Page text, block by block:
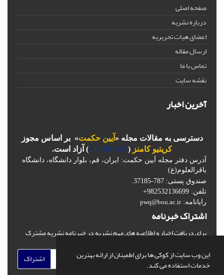
این وب سایت از کوکی ها برای اطمینان از ارائه بهترین
خدمات استفاده می کند.
صفحه اصلی
درباره نشریه
اعضای هیات تحریریه
ارسال مقاله
تماس با ما
نقشه سایت
آخرین اخبار
دسترسی به مقالات مجله « آیین حکمت» بر اساس مجوز
کریتیو کامنز (
CC BY-NC) آزاد است.
آدرس دفتر مجله آیین حکمت: ایران، قم، بلوار دانشگاه، دانشگاه
باقرالعلوم(ع)
صندوق پستی: 787-37185.
تلفن: 982532136699+
رایانامه:pwq@bou.ac.ir
اشتراک خبرنامه
برای دریافت اخبار و اطلاعیه های مهم نشریه در خبرنامه نشریه مشترک
اشتراک